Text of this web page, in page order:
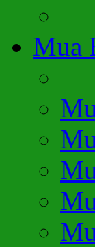
Mua